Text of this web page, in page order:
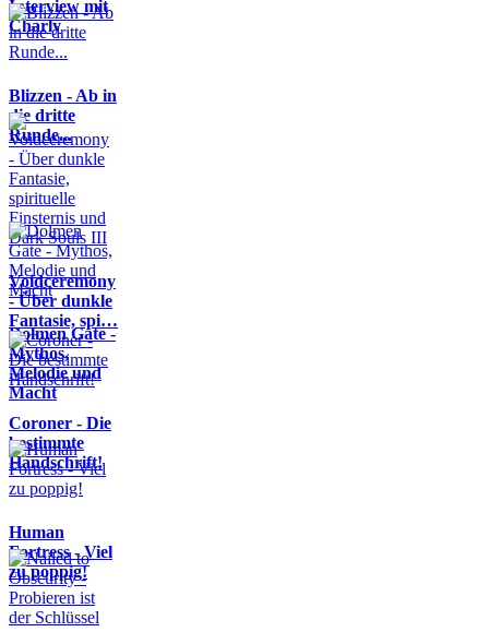
Interview mit
Charly
Blizzen - Ab in
die dritte
Runde...
Voidceremony
- Über dunkle
Fantasie, spi…
Dolmen Gate -
Mythos,
Melodie und
Macht
Coroner - Die
bestimmte
Handschrift!
Human
Fortress - Viel
zu poppig!